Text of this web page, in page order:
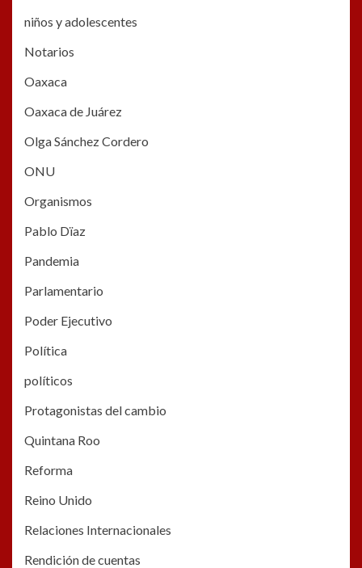
niños y adolescentes
Notarios
Oaxaca
Oaxaca de Juárez
Olga Sánchez Cordero
ONU
Organismos
Pablo Dïaz
Pandemia
Parlamentario
Poder Ejecutivo
Política
políticos
Protagonistas del cambio
Quintana Roo
Reforma
Reino Unido
Relaciones Internacionales
Rendición de cuentas